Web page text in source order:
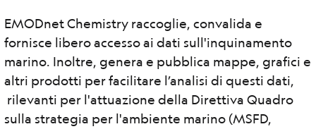
EMODnet Chemistry raccoglie, convalida e
fornisce libero accesso ai dati sull'inquinamento
marino. Inoltre, genera e pubblica mappe, grafici e
altri prodotti per facilitare l’analisi di questi dati,
rilevanti per l'attuazione della Direttiva Quadro
sulla strategia per l'ambiente marino (MSFD,